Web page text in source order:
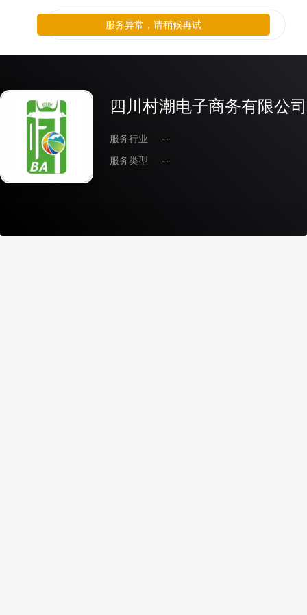
四川村潮电子商务有限公司
服务行业
--
服务类型
--
服务异常，请稍候再试